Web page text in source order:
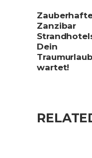
Zanzibar
Dein
Traumurlaub
wartet!